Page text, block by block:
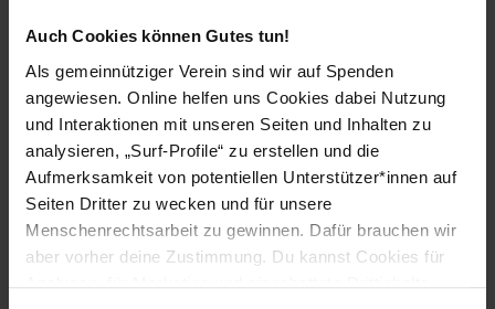
Auch Cookies können Gutes tun!
Als gemeinnütziger Verein sind wir auf Spenden
angewiesen. Online helfen uns Cookies dabei Nutzung
und Interaktionen mit unseren Seiten und Inhalten zu
analysieren, „Surf-Profile“ zu erstellen und die
Aufmerksamkeit von potentiellen Unterstützer*innen auf
Seiten Dritter zu wecken und für unsere
Menschenrechtsarbeit zu gewinnen. Dafür brauchen wir
aber vorher deine Zustimmung. Du kannst Cookies für
Höchste Zeit für Gerechtigkeit in der Türkei!
Erfahre hier mehr
Schlagworte
Pressemitteilung Aktuell Justiz
Meinungsfreiheit